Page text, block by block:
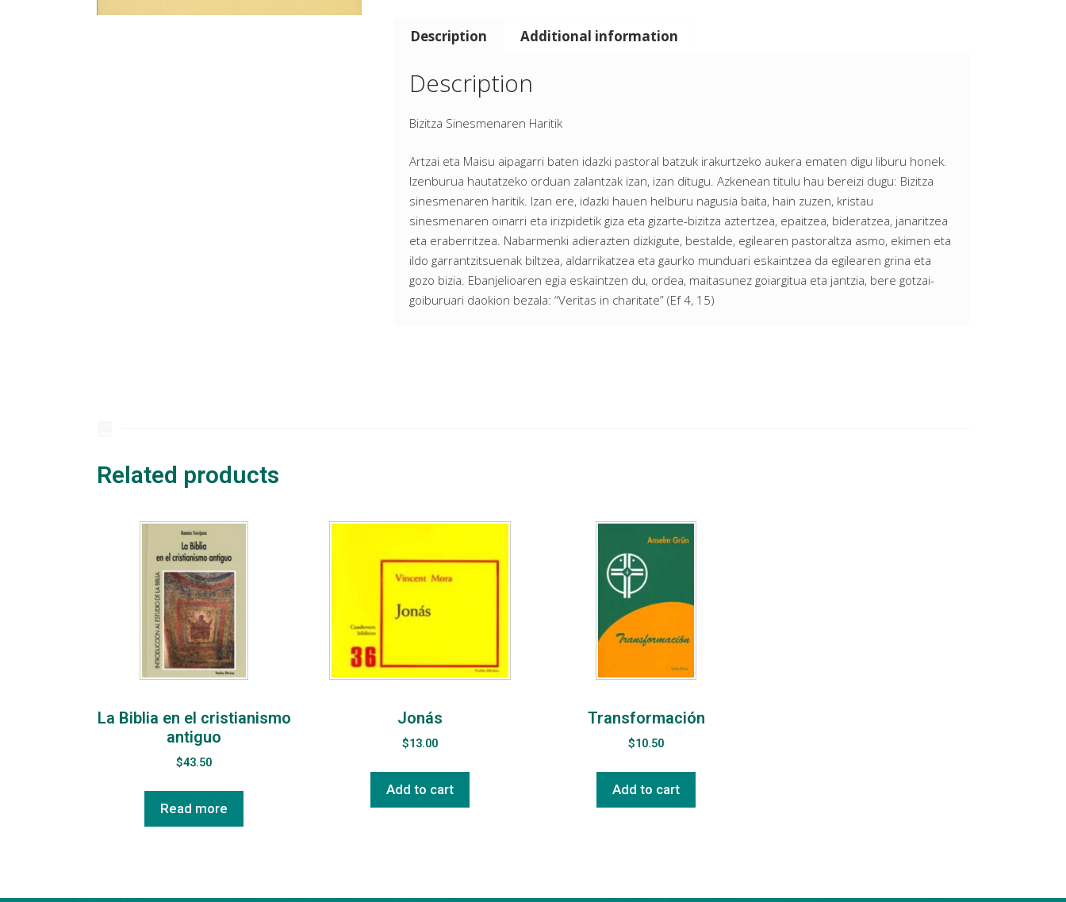
Description Additional information
Description
Bizitza Sinesmenaren Haritik
Artzai eta Maisu aipagarri baten idazki pastoral batzuk irakurtzeko aukera ematen digu liburu honek.
Izenburua hautatzeko orduan zalantzak izan, izan ditugu. Azkenean titulu hau bereizi dugu: Bizitza
sinesmenaren haritik. Izan ere, idazki hauen helburu nagusia baita, hain zuzen, kristau
sinesmenaren oinarri eta irizpidetik giza eta gizarte-bizitza aztertzea, epaitzea, bideratzea, janaritzea
eta eraberritzea. Nabarmenki adierazten dizkigute, bestalde, egilearen pastoraltza asmo, ekimen eta
ildo garrantzitsuenak biltzea, aldarrikatzea eta gaurko munduari eskaintzea da egilearen grina eta
gozo bizia. Ebanjelioaren egia eskaintzen du, ordea, maitasunez goiargitua eta jantzia, bere gotzai-
goiburuari daokion bezala: “Veritas in charitate” (Ef 4, 15)
Related products
La Biblia en el cristianismo
antiguo
$43.50
Read more
Jonás
$13.00
Add to cart
Transformación
$10.50
Add to cart